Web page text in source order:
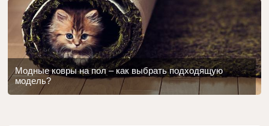
Модные ковры на пол – как выбрать подходящую
модель?